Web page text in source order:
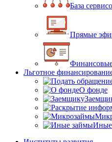
База
Прямые
Льготное
О фонде